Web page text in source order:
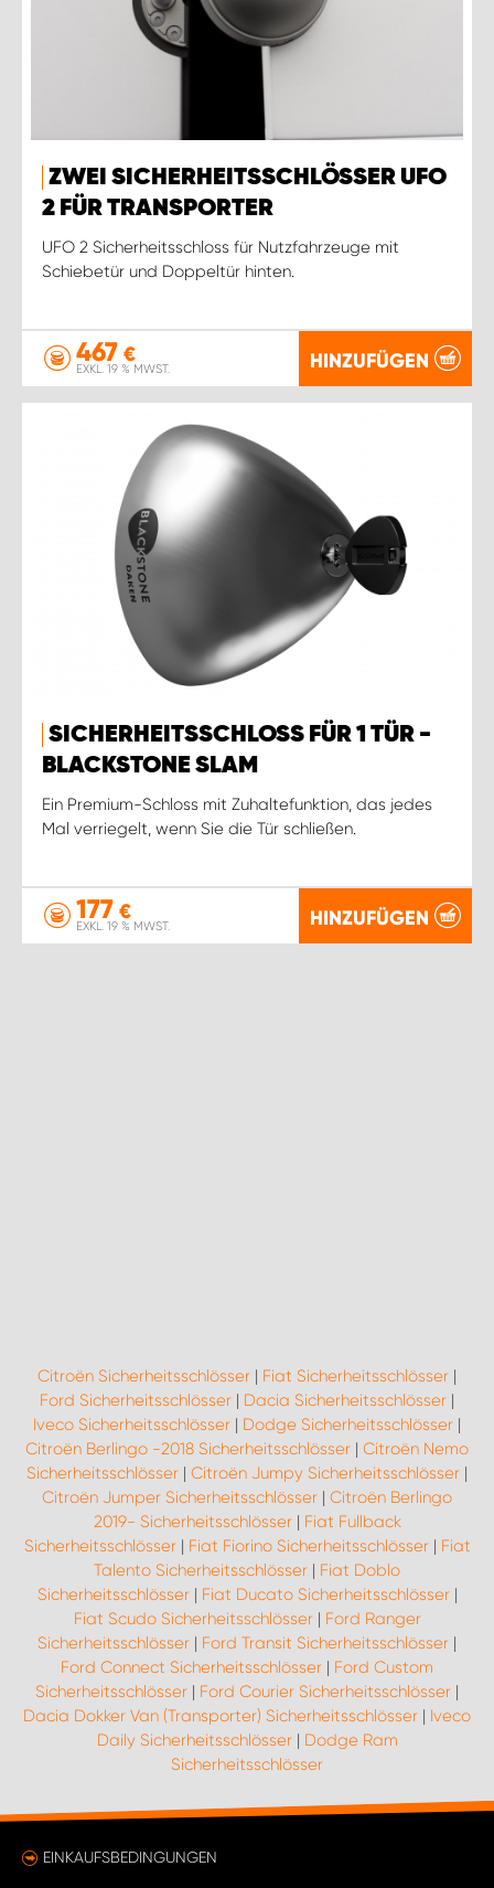
ZWEI SICHERHEITSSCHLÖSSER UFO
2 FÜR TRANSPORTER
UFO 2 Sicherheitsschloss für Nutzfahrzeuge mit
Schiebetür und Doppeltür hinten.
467 €
EXKL. 19 % MWST. HINZUFÜGEN
SICHERHEITSSCHLOSS FÜR 1 TÜR -
BLACKSTONE SLAM
Ein Premium-Schloss mit Zuhaltefunktion, das jedes
Mal verriegelt, wenn Sie die Tür schließen.
177 €
EXKL. 19 % MWST. HINZUFÜGEN
Citroën Sicherheitsschlösser | Fiat Sicherheitsschlösser |
Ford Sicherheitsschlösser | Dacia Sicherheitsschlösser |
Iveco Sicherheitsschlösser | Dodge Sicherheitsschlösser |
Citroën Berlingo -2018 Sicherheitsschlösser | Citroën Nemo
Sicherheitsschlösser | Citroën Jumpy Sicherheitsschlösser |
Citroën Jumper Sicherheitsschlösser | Citroën Berlingo
2019- Sicherheitsschlösser| Fiat Fullback
Sicherheitsschlösser| Fiat Fiorino Sicherheitsschlösser| Fiat
Talento Sicherheitsschlösser | Fiat Doblo
Sicherheitsschlösser| Fiat Ducato Sicherheitsschlösser|
Fiat Scudo Sicherheitsschlösser| Ford Ranger
Sicherheitsschlösser | Ford Transit Sicherheitsschlösser |
Ford Connect Sicherheitsschlösser | Ford Custom
Sicherheitsschlösser | Ford Courier Sicherheitsschlösser |
Dacia Dokker Van (Transporter) Sicherheitsschlösser | Iveco
Daily Sicherheitsschlösser| Dodge Ram
Sicherheitsschlösser
EINKAUFSBEDINGUNGEN